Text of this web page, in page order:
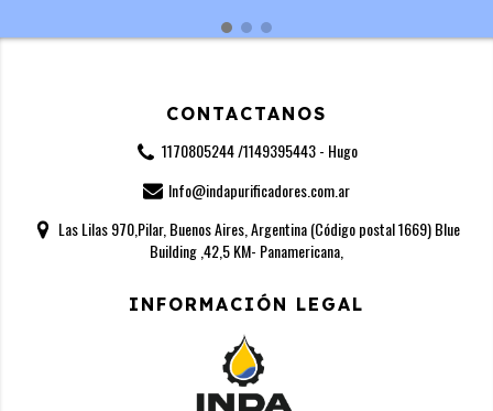
CONTACTANOS
1170805244 /1149395443 - Hugo
Info@indapurificadores.com.ar
Las Lilas 970,Pilar, Buenos Aires, Argentina (Código postal 1669) Blue
Building ,42,5 KM- Panamericana,
INFORMACIÓN LEGAL